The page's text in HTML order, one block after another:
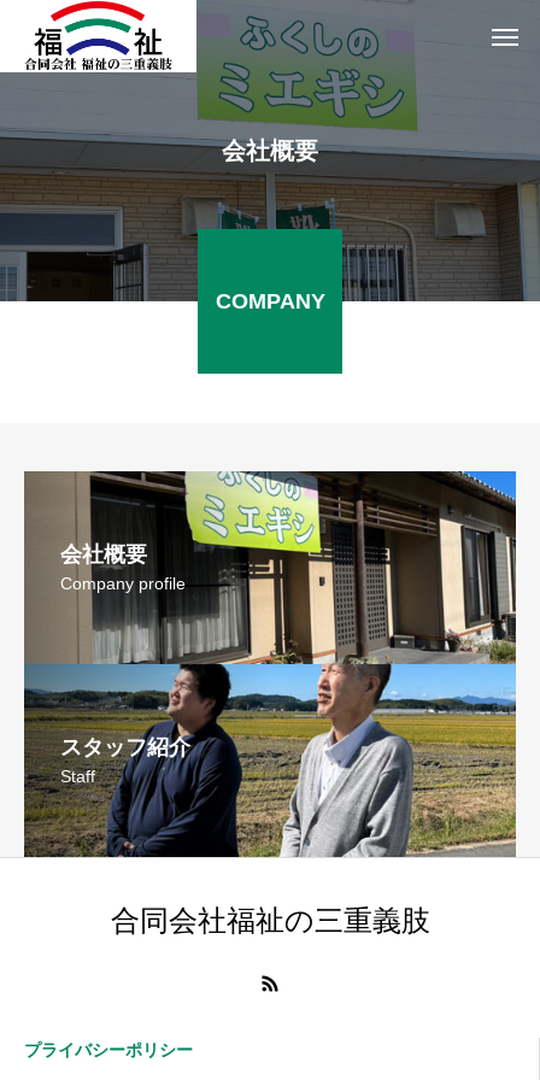
会社概要
COMPANY
会社概要
Company profile
スタッフ紹介
Staff
合同会社福祉の三重義肢
プライバシーポリシー